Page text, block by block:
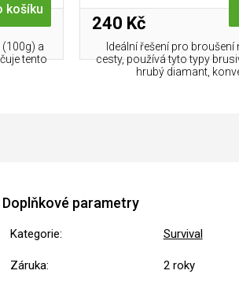
košíku
a
tento
240 Kč
Ideální řešení pro
cesty, používá tyto typy
hrubý diamant,
Doplňkové parametry
Kategorie: Survival
Záruka: 2 roky